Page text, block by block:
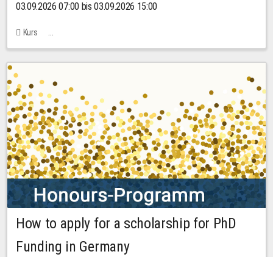
03.09.2026 07:00 bis 03.09.2026 15:00
Kurs
Bachstraße 18k - SR 102 (Seminarraum Servicestelle LehreLernen)
How to apply for a scholarship for PhD
Funding in Germany